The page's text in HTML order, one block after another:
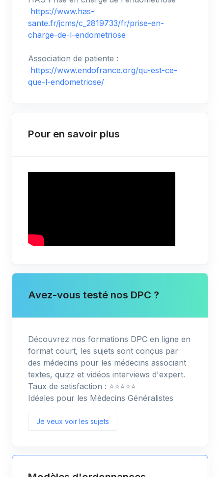
https://www.has-
sante.fr/jcms/c_2819733/fr/prise-en-
charge-de-l-endometriose
Association de patiente :
https://www.endofrance.org/qu-est-ce-
que-l-endometriose/
Pour en savoir plus
Avez-vous testé nos DPC ?
Découvrez nos formations DPC en ligne en
format court, les sujets sont conçus par
des médecins pour les médecins associant
textes, quizz et vidéos interviews d'expert.
Taux de satisfaction : ⭐️⭐️⭐️⭐️⭐️
Idéales pour les Médecins Généralistes
Je veux voir les sujets